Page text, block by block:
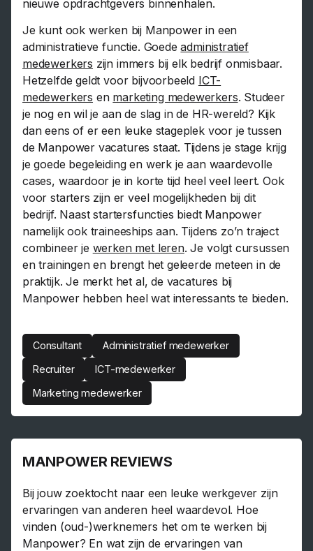
nieuwe opdrachtgevers binnenhalen.
Je kunt ook werken bij Manpower in een
administratieve functie. Goedeadministratief
medewerkers zijn immers bij elk bedrijf onmisbaar.
Hetzelfde geldt voor bijvoorbeeld ICT-
medewerkers en marketing medewerkers. Studeer
je nog en wil je aan de slag in de HR-wereld? Kijk
dan eens of er een leuke stageplek voor je tussen
de Manpower vacatures staat. Tijdens je stage krijg
je goede begeleiding en werk je aan waardevolle
cases, waardoor je in korte tijd heel veel leert. Ook
voor starters zijn er veel mogelijkheden bij dit
bedrijf. Naast startersfuncties biedt Manpower
namelijk ook traineeships aan. Tijdens zo’n traject
combineer je werken met leren. Je volgt cursussen
en trainingen en brengt het geleerde meteen in de
praktijk. Je merkt het al, de vacatures bij
Manpower hebben heel wat interessants te bieden.
Consultant
Administratief medewerker
Recruiter
ICT-medewerker
Marketing medewerker
MANPOWER REVIEWS
Bij jouw zoektocht naar een leuke werkgever zijn
ervaringen van anderen heel waardevol. Hoe
vinden (oud-)werknemers het om te werken bij
Manpower? En wat zijn de ervaringen van